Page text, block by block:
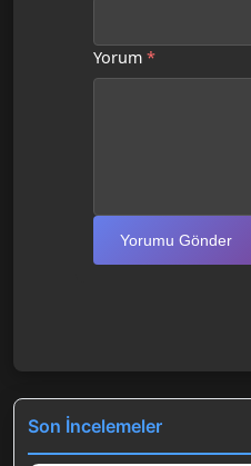
Yorum *
Yorumu Gönder
Son İncelemeler